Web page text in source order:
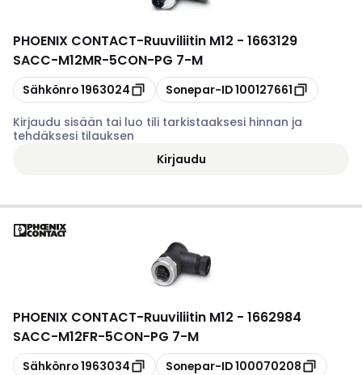
PHOENIX CONTACT-Ruuviliitin M12 - 1663129
SACC-M12MR-5CON-PG 7-M
Kopioi
Sähkönro1963024 Kopioi
Sonepar-ID100127661
Kirjaudu sisään tai luo tili tarkistaaksesi hinnan ja
tehdäksesi tilauksen
Kirjaudu
PHOENIX CONTACT-Ruuviliitin M12 - 1662984
SACC-M12FR-5CON-PG 7-M
Kopioi
Sähkönro1963034 Kopioi
Sonepar-ID100070208